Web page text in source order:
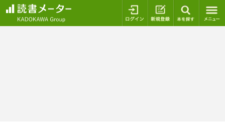
ログイン 新規登録